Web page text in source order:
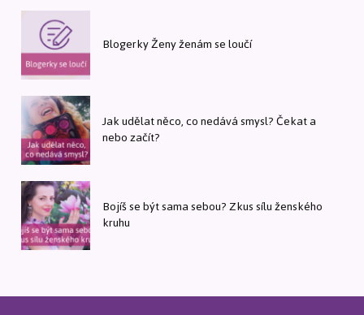
Blogerky Ženy ženám se loučí
Jak udělat něco, co nedává smysl? Čekat a
nebo začít?
Bojíš se být sama sebou? Zkus sílu ženského
kruhu